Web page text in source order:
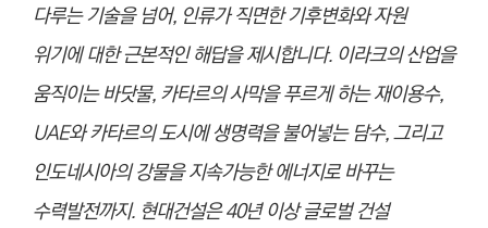
다루는 기술을 넘어, 인류가 직면한 기후변화와 자원
위기에 대한 근본적인 해답을 제시합니다. 이라크의 산업을
움직이는 바닷물, 카타르의 사막을 푸르게 하는 재이용수,
UAE와 카타르의 도시에 생명력을 불어넣는 담수, 그리고
인도네시아의 강물을 지속가능한 에너지로 바꾸는
수력발전까지. 현대건설은 40년 이상 글로벌 건설